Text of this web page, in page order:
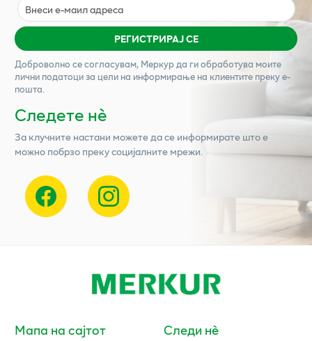
РЕГИСТРИРАЈ СЕ
Доброволно се согласувам, Меркурда ги обработува моите
лични податоци за цели на информирање на клиентите преку е-
пошта.
Следете нѐ
За клучните настани можете да се информирате што е
можно побрзо преку социјалните мрежи.
Мапа на сајтот Следи нè